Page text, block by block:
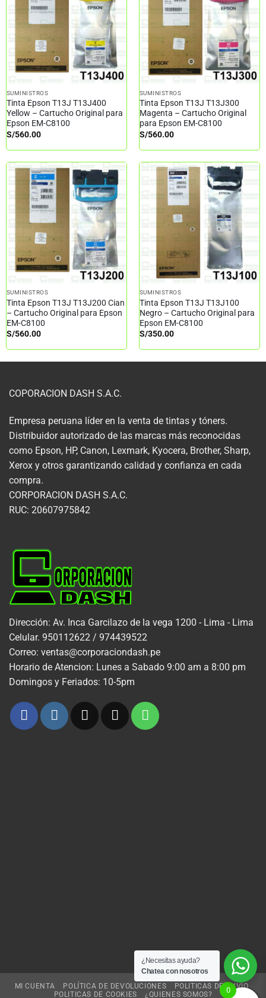
SUMINISTROS
Tinta Epson T13J T13J400
Yellow – Cartucho Original para
Epson EM-C8100
S/560.00
SUMINISTROS
Tinta Epson T13J T13J300
Magenta – Cartucho Original
para Epson EM-C8100
S/560.00
SUMINISTROS
Tinta Epson T13J T13J200 Cian
– Cartucho Original para Epson
EM-C8100
S/560.00
SUMINISTROS
Tinta Epson T13J T13J100
Negro – Cartucho Original para
Epson EM-C8100
S/350.00
COPORACION DASH S.A.C.
Empresa peruana líder en la venta de tintas y tóners.
Distribuidor autorizado de las marcas más reconocidas
como Epson, HP, Canon, Lexmark, Kyocera, Brother, Sharp,
Xerox y otros garantizando calidad y confianza en cada
compra.
CORPORACION DASH S.A.C.
RUC: 20607975842
Dirección: Av. Inca Garcilazo de la vega 1200 - Lima - Lima
Celular. 950112622 / 974439522
Correo: ventas@corporaciondash.pe
Horario de Atencion: Lunes a Sabado 9:00 am a 8:00 pm
Domingos y Feriados: 10-5pm
MI CUENTA POLÍTICA DE DEVOLUCIONES
POLITICAS DE ENVIO
POLITICAS DE COOKIES
¿QUIENES SOMOS?
¿Necesitas ayuda?
Chatea con nosotros
0